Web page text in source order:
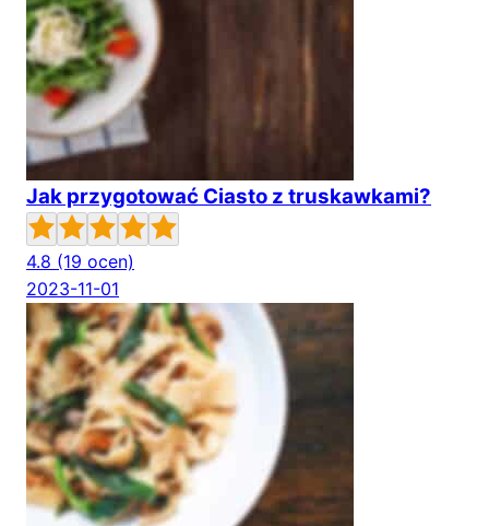
Jak przygotować Ciasto z truskawkami?
4.8 (19 ocen)
2023-11-01